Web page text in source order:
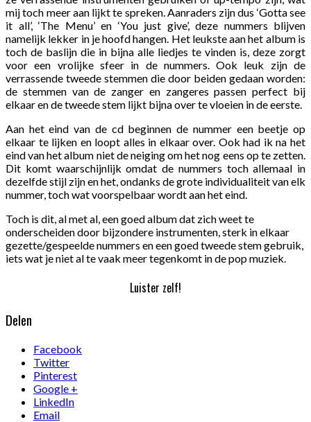
mij toch meer aan lijkt te spreken. Aanraders zijn dus ‘Gotta see
it all’, ‘The Menu’ en ‘You just give’, deze nummers blijven
namelijk lekker in je hoofd hangen. Het leukste aan het album is
toch de baslijn die in bijna alle liedjes te vinden is, deze zorgt
voor een vrolijke sfeer in de nummers. Ook leuk zijn de
verrassende tweede stemmen die door beiden gedaan worden:
de stemmen van de zanger en zangeres passen perfect bij
elkaar en de tweede stem lijkt bijna over te vloeien in de eerste.
Aan het eind van de cd beginnen de nummer een beetje op
elkaar te lijken en loopt alles in elkaar over. Ook had ik na het
eind van het album niet de neiging om het nog eens op te zetten.
Dit komt waarschijnlijk omdat de nummers toch allemaal in
dezelfde stijl zijn en het, ondanks de grote individualiteit van elk
nummer, toch wat voorspelbaar wordt aan het eind.
Toch is dit, al met al, een goed album dat zich weet te
onderscheiden door bijzondere instrumenten, sterk in elkaar
gezette/gespeelde nummers en een goed tweede stem gebruik,
iets wat je niet al te vaak meer tegenkomt in de pop muziek.
Luister zelf!
Delen
Facebook
Twitter
Pinterest
Google +
LinkedIn
Email